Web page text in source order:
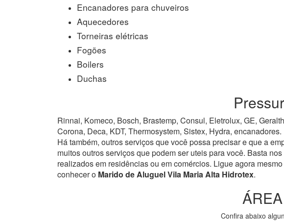
Encanadores para chuveiros
Aquecedores
Torneiras elétricas
Fogões
Boilers
Duchas
Rinnai, Komeco, Bosch, Brastemp, Consul, Eletrolux, GE,
Corona, Deca, KDT, Thermosystem, Sistex, Hydra, encanadores.
Há também, outros serviços que você possa precisar e que a
muitos outros serviços que podem ser uteis para você. Basta
realizados em residências ou em comércios. Ligue agora
conhecer o Marido de Aluguel Vila Maria Alta Hidrotex.
Confira abaixo